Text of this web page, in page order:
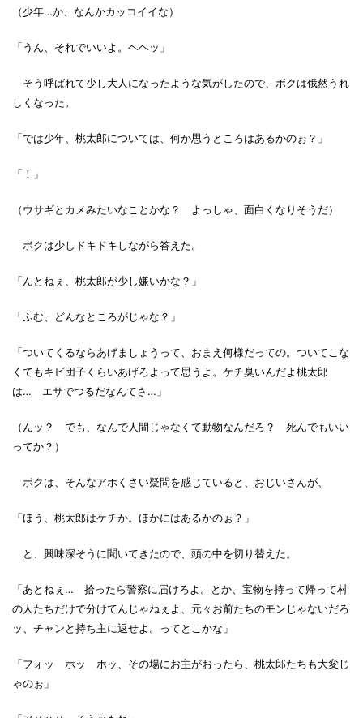
（少年…か、なんかカッコイイな）
「うん、それでいいよ。ヘヘッ」
そう呼ばれて少し大人になったような気がしたので、ボクは俄然うれ
しくなった。
「では少年、桃太郎については、何か思うところはあるかのぉ？」
「！」
（ウサギとカメみたいなことかな？ よっしゃ、面白くなりそうだ）
ボクは少しドキドキしながら答えた。
「んとねぇ、桃太郎が少し嫌いかな？」
「ふむ、どんなところがじゃな？」
「ついてくるならあげましょうって、おまえ何様だっての。ついてこな
くてもキビ団子くらいあげろよって思うよ。ケチ臭いんだよ桃太郎
は… エサでつるだなんてさ…」
（んッ？ でも、なんで人間じゃなくて動物なんだろ？ 死んでもいい
ってか？）
ボクは、そんなアホくさい疑問を感じていると、おじいさんが、
「ほう、桃太郎はケチか。ほかにはあるかのぉ？」
と、興味深そうに聞いてきたので、頭の中を切り替えた。
「あとねぇ… 拾ったら警察に届けろよ。とか、宝物を持って帰って村
の人たちだけで分けてんじゃねぇよ、元々お前たちのモンじゃないだろ
ッ、チャンと持ち主に返せよ。ってとこかな」
「フォッ ホッ ホッ、その場にお主がおったら、桃太郎たちも大変じ
ゃのぉ」